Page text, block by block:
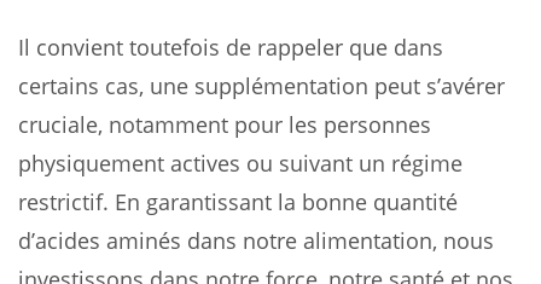
Il convient toutefois de rappeler que dans
certains cas, une supplémentation peut s’avérer
cruciale, notamment pour les personnes
physiquement actives ou suivant un régime
restrictif. En garantissant la bonne quantité
d’acides aminés dans notre alimentation, nous